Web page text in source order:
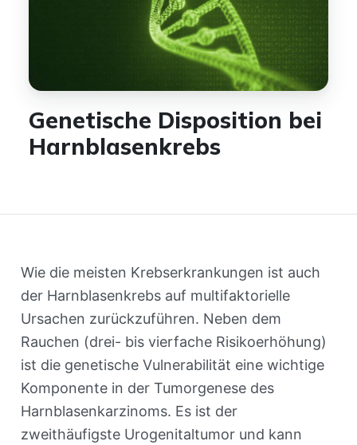
Genetische Disposition bei
Harnblasenkrebs
Wie die meisten Krebserkrankungen ist auch
der Harnblasenkrebs auf multifaktorielle
Ursachen zurückzuführen. Neben dem
Rauchen (drei- bis vierfache Risikoerhöhung)
ist die genetische Vulnerabilität eine wichtige
Komponente in der Tumorgenese des
Harnblasenkarzinoms. Es ist der
zweithäufigste Urogenitaltumor und kann